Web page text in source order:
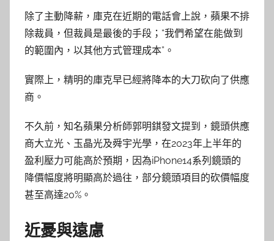
除了主動降薪，庫克在近期的電話會上說，蘋果不排
除裁員，但裁員是最後的手段；“我們希望在能做到
的範圍內，以其他方式管理成本”。
實際上，精明的庫克早已經將降本的大刀砍向了供應
商。
不久前，知名蘋果分析師郭明錤發文提到，鏡頭供應
商大立光、玉晶光及舜宇光學，在2023年上半年的
盈利壓力可能高於預期，因為iPhone14系列鏡頭的
降價幅度將明顯高於過往，部分鏡頭項目的砍價幅度
甚至高達20%。
近憂與遠慮